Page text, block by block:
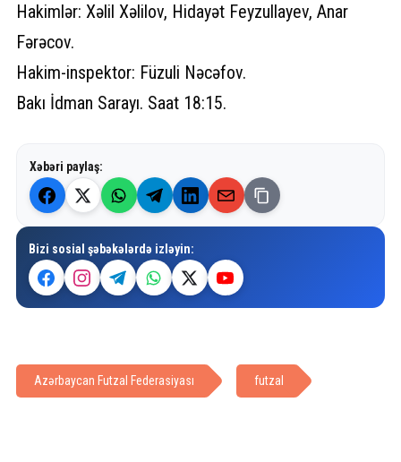
Hakimlər: Xəlil Xəlilov, Hidayət Feyzullayev, Anar
Fərəcov.
Hakim-inspektor: Füzuli Nəcəfov.
Bakı İdman Sarayı. Saat 18:15.
Xəbəri paylaş:
Bizi sosial şəbəkələrdə izləyin:
Azərbaycan Futzal Federasiyası futzal